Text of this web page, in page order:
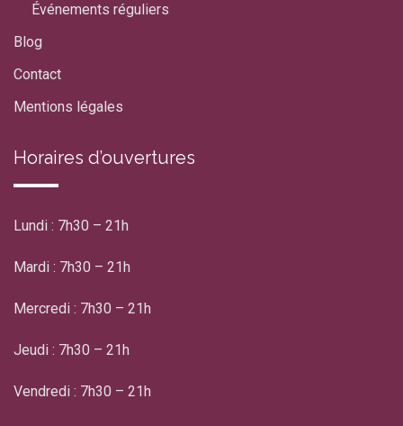
Événements réguliers
Blog
Contact
Mentions légales
Horaires d’ouvertures
Lundi : 7h30 – 21h
Mardi : 7h30 – 21h
Mercredi : 7h30 – 21h
Jeudi : 7h30 – 21h
Vendredi : 7h30 – 21h